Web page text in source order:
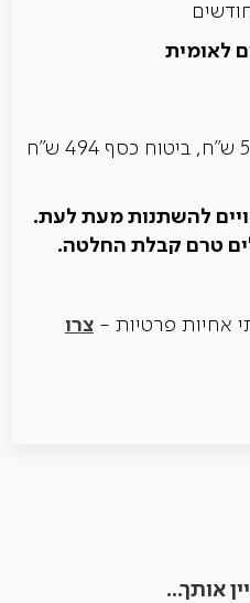
לאומית
להשתנות מעת לעת.
טרם קבלת החלטה.
אחיות פרטיות -צרו
אותך...